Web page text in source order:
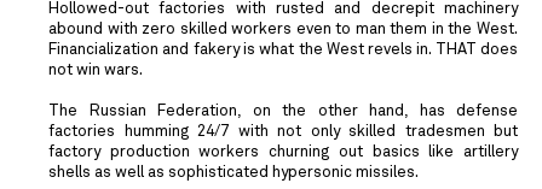
Hollowed-out factories with rusted and decrepit machinery
abound with zero skilled workers even to man them in the West.
Financialization and fakery is what the West revels in. THAT does
not win wars.
The Russian Federation, on the other hand, has defense
factories humming 24/7 with not only skilled tradesmen but
factory production workers churning out basics like artillery
shells as well as sophisticated hypersonic missiles.